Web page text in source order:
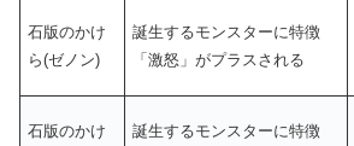
石版のかけ
ら(ゼノン)
誕生するモンスターに特徴
「激怒」がプラスされる
石版のかけ
誕生するモンスターに特徴